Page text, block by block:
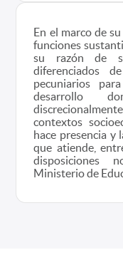
En el marco de
funciones
su razón de
diferenciados
pecuniarios
desarrollo
contextos
hace presencia y
que atiende,
disposiciones
Ministerio de